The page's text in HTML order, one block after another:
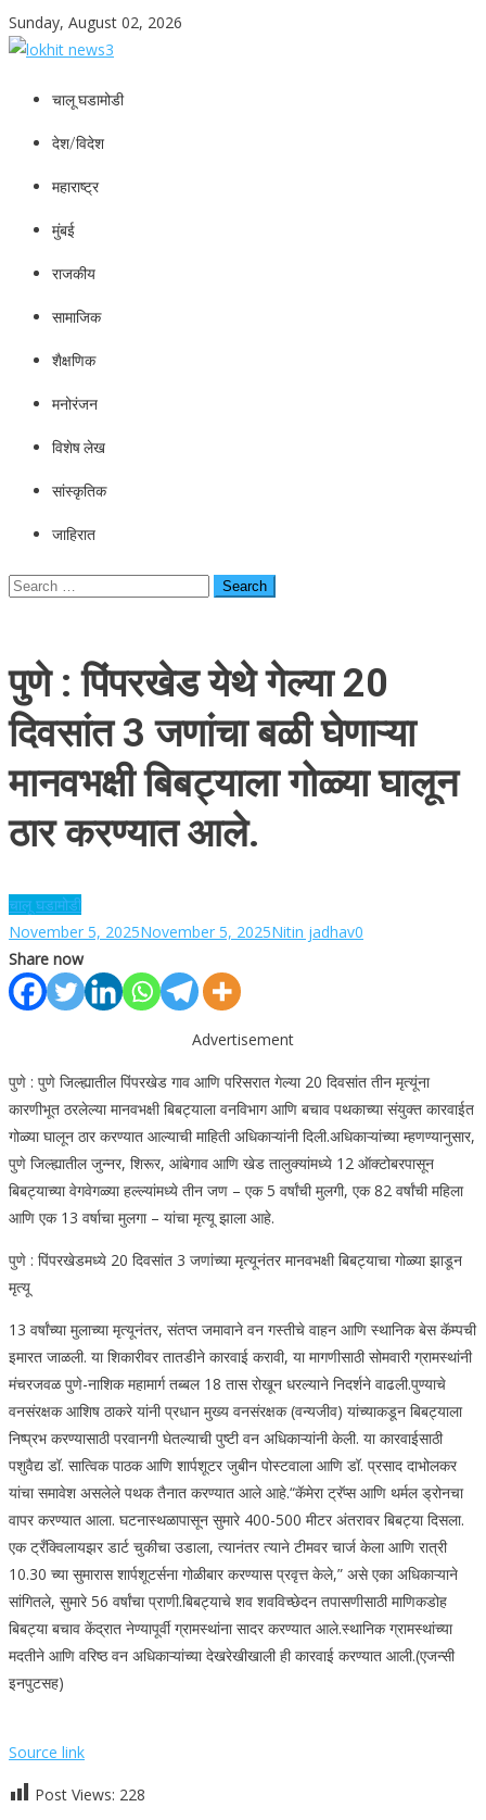
Skip
to
Sunday, August 02, 2026
lokhit news3
lokhit news 3
चालू घडामोडी
देश/विदेश
महाराष्ट्र
मुंबई
राजकीय
सामाजिक
शैक्षणिक
मनोरंजन
विशेष लेख
सांस्कृतिक
जाहिरात
Search
पुणे : पिंपरखेड येथे गेल्या 20
दिवसांत 3 जणांचा बळी घेणाऱ्या
मानवभक्षी बिबट्याला गोळ्या घालून
ठार करण्यात आले.
चालू घडामोडी
November 5, 2025November 5, 2025Nitin jadhav0
Share now
Advertisement
पुणे : पुणे जिल्ह्यातील पिंपरखेड गाव आणि परिसरात गेल्या 20 दिवसांत तीन मृत्यूंना
कारणीभूत ठरलेल्या मानवभक्षी बिबट्याला वनविभाग आणि बचाव पथकाच्या संयुक्त कारवाईत
गोळ्या घालून ठार करण्यात आल्याची माहिती अधिकाऱ्यांनी दिली.अधिकाऱ्यांच्या म्हणण्यानुसार,
पुणे जिल्ह्यातील जुन्नर, शिरूर, आंबेगाव आणि खेड तालुक्यांमध्ये 12 ऑक्टोबरपासून
बिबट्याच्या वेगवेगळ्या हल्ल्यांमध्ये तीन जण – एक 5 वर्षांची मुलगी, एक 82 वर्षांची महिला
आणि एक 13 वर्षाचा मुलगा – यांचा मृत्यू झाला आहे.
पुणे : पिंपरखेडमध्ये 20 दिवसांत 3 जणांच्या मृत्यूनंतर मानवभक्षी बिबट्याचा गोळ्या झाडून
मृत्यू
13 वर्षांच्या मुलाच्या मृत्यूनंतर, संतप्त जमावाने वन गस्तीचे वाहन आणि स्थानिक बेस कॅम्पची
इमारत जाळली. या शिकारीवर तातडीने कारवाई करावी, या मागणीसाठी सोमवारी ग्रामस्थांनी
मंचरजवळ पुणे-नाशिक महामार्ग तब्बल 18 तास रोखून धरल्याने निदर्शने वाढली.पुण्याचे
वनसंरक्षक आशिष ठाकरे यांनी प्रधान मुख्य वनसंरक्षक (वन्यजीव) यांच्याकडून बिबट्याला
निष्प्रभ करण्यासाठी परवानगी घेतल्याची पुष्टी वन अधिकाऱ्यांनी केली. या कारवाईसाठी
पशुवैद्य डॉ. सात्विक पाठक आणि शार्पशूटर जुबीन पोस्टवाला आणि डॉ. प्रसाद दाभोलकर
यांचा समावेश असलेले पथक तैनात करण्यात आले आहे.“कॅमेरा ट्रॅप्स आणि थर्मल ड्रोनचा
वापर करण्यात आला. घटनास्थळापासून सुमारे 400-500 मीटर अंतरावर बिबट्या दिसला.
एक ट्रँक्विलायझर डार्ट चुकीचा उडाला, त्यानंतर त्याने टीमवर चार्ज केला आणि रात्री
10.30 च्या सुमारास शार्पशूटर्सना गोळीबार करण्यास प्रवृत्त केले,” असे एका अधिकाऱ्याने
सांगितले, सुमारे 56 वर्षांचा प्राणी.बिबट्याचे शव शवविच्छेदन तपासणीसाठी माणिकडोह
बिबट्या बचाव केंद्रात नेण्यापूर्वी ग्रामस्थांना सादर करण्यात आले.स्थानिक ग्रामस्थांच्या
मदतीने आणि वरिष्ठ वन अधिकाऱ्यांच्या देखरेखीखाली ही कारवाई करण्यात आली.(एजन्सी
इनपुटसह)
Source link
Post Views: 228